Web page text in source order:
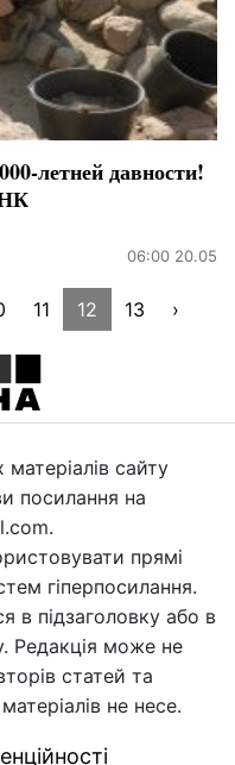
летней давности!
06:00 20.05
11 12 13 ›
сайту
посилання на
прямі
гіперпосилання.
в підзаголовку або в
Редакція може не
статей та
не несе.